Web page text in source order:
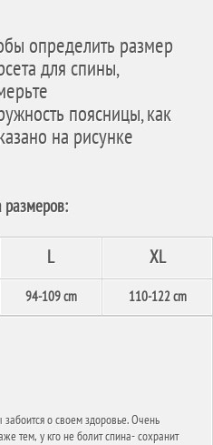
определить размер
для спины,
поясницы, как
на рисунке
размеров:
L XL
94-109 cm 110-122 cm
о своем здоровье. Очень
тем, у кго не болит спина- сохранит